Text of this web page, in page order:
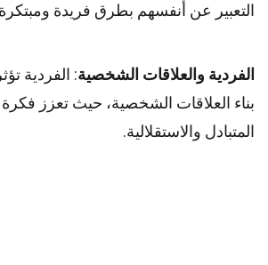
التعبير عن أنفسهم بطرق فريدة
الفردية والعلاقات الشخصية: الفردية
بناء العلاقات الشخصية، حيث تعزز فكرة
المتبادل والاستقلالية.